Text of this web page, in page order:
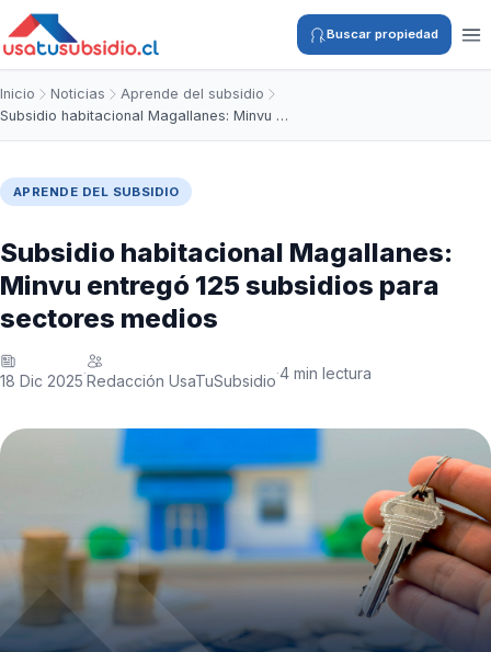
Buscar propiedad
Inicio Noticias
Aprende del subsidio
Subsidio habitacional Magallanes: Minvu …
APRENDE DEL SUBSIDIO
Subsidio habitacional Magallanes:
Minvu entregó 125 subsidios para
sectores medios
18 Dic 2025·Redacción UsaTuSubsidio·4 min lectura